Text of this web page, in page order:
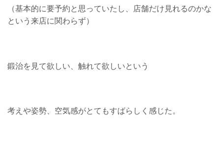
（基本的に要予約と思っていたし、店舗だけ見れるのかな
という来店に関わらず）
鍛治を見て欲しい、触れて欲しいという
考えや姿勢、空気感がとてもすばらしく感じた。